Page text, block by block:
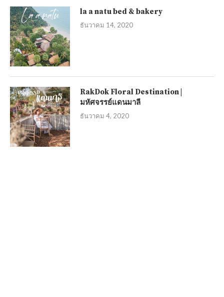
la a natu bed & bakery
ธันวาคม 14, 2020
RakDok Floral Destination |
มหัศจรรย์แดนมาลี
ธันวาคม 4, 2020